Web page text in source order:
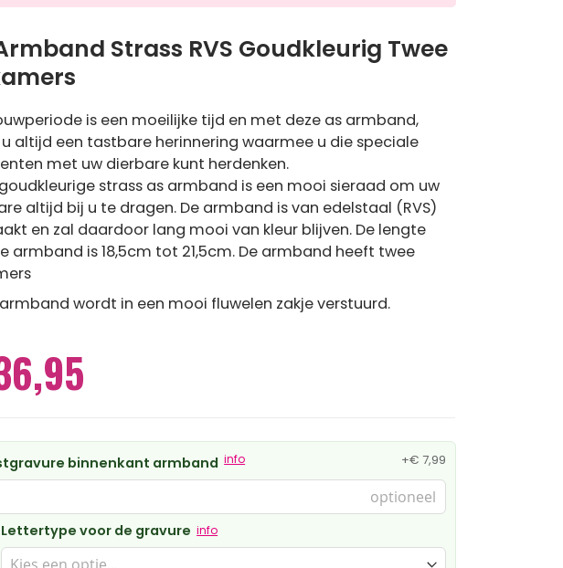
Strass RVS Goudkleurig Twee
is een moeilijke tijd en met deze as armband,
altijd een tastbare herinnering waarmee u die speciale
met uw dierbare kunt herdenken.
strass as armband is een mooi sieraad om uw
altijd bij u te dragen. De armband is van edelstaal (RVS)
en zal daardoor lang mooi van kleur blijven. De lengte
armband is 18,5cm tot 21,5cm. De armband heeft twee
wordt in een mooi fluwelen zakje verstuurd.
binnenkant armband info +€ 7,99
Lettertype voor de gravure info